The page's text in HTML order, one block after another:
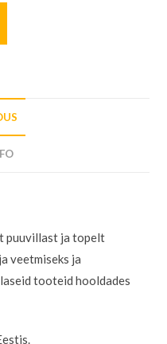
puuvillast ja topelt
veetmiseks ja
tooteid hooldades